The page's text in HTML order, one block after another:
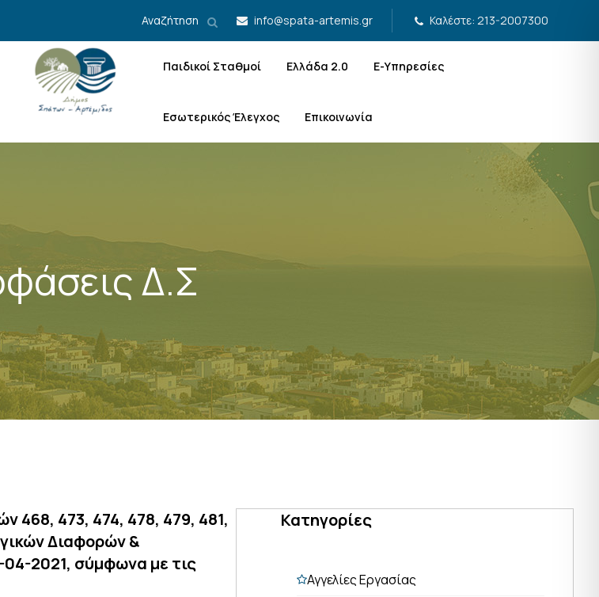
Αναζήτηση info@spata-artemis.gr Καλέστε: 213-2007300
Παιδικοί Σταθμοί Ελλάδα 2.0 Ε-Υπηρεσίες
Εσωτερικός Έλεγχος Επικοινωνία
Δ.Σ
468, 473, 474, 478, 479, 481,
Διαφορών &
2021, σύμφωνα με τις
Κατηγορίες
Αγγελίες Εργασίας